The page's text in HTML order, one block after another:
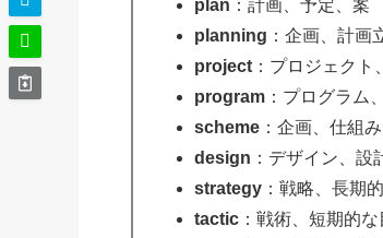
plan ：計画、予定、案
planning ：企画、計画
project ：プロジェク
program ：プログラム
scheme ：企画、仕組
design ：デザイン、設
strategy ：戦略、長期
tactic ：戦術、短期的